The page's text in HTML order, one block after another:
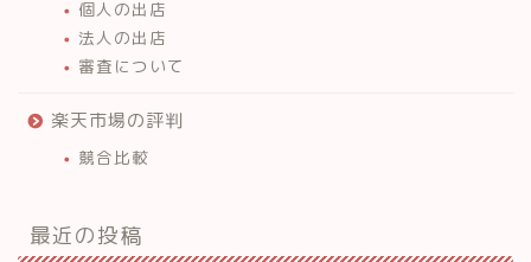
個人の出店
法人の出店
審査について
楽天市場の評判
競合比較
最近の投稿